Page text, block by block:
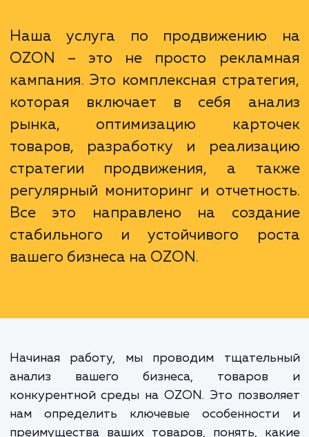
вам детализированные отчеты о нашей
и достигнутых результатах, что позволяет
легко отслеживать эффективность
стратегии.
Наша услуга по продвижению
OZON – это не просто
кампания. Это комплексная
которая включает в себя
регулярный мониторинг и
Все это направлено на
стабильного и устойчивого
вашего бизнеса на OZON.